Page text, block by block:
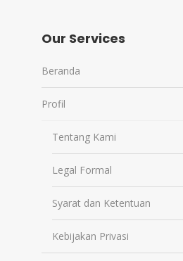
Our Services
Beranda
Profil
Tentang Kami
Legal Formal
Syarat dan Ketentuan
Kebijakan Privasi